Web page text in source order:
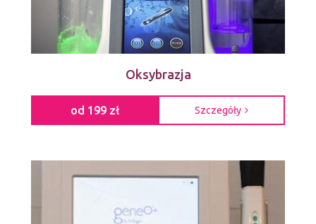
Oksybrazja
od 199 zł Szczegóły